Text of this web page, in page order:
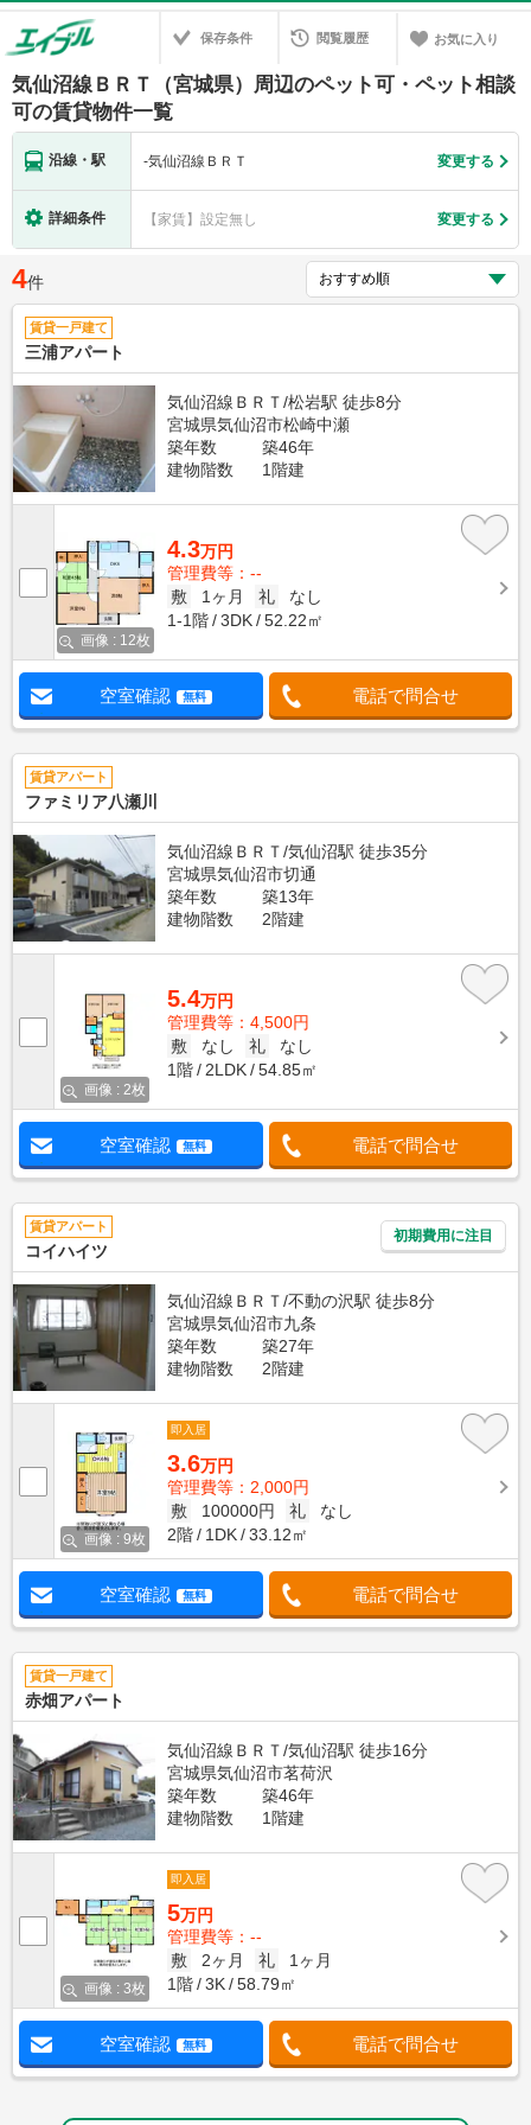
保存条件 閲覧履歴 お気に入り
気仙沼線ＢＲＴ（宮城県）周辺のペット可・ペット相談
可の賃貸物件一覧
沿線・駅 -気仙沼線ＢＲＴ 変更する
詳細条件 【家賃】設定無し 変更する
4件
賃貸一戸建て
三浦アパート
気仙沼線ＢＲＴ/松岩駅 徒歩8分
宮城県気仙沼市松崎中瀬
築年数
築46年
建物階数
1階建
画像 : 12枚
4.3万円
管理費等：--
敷
1ヶ月 礼
なし
1-1階
3DK 52.22㎡
空室確認 無料 電話で問合せ
賃貸アパート
ファミリア八瀬川
気仙沼線ＢＲＴ/気仙沼駅 徒歩35分
宮城県気仙沼市切通
築年数
築13年
建物階数
2階建
画像 : 2枚
5.4万円
管理費等：4,500円
敷
なし 礼
なし
1階
2LDK 54.85㎡
空室確認 無料 電話で問合せ
賃貸アパート
コイハイツ
初期費用に注目
気仙沼線ＢＲＴ/不動の沢駅 徒歩8分
宮城県気仙沼市九条
築年数
築27年
建物階数
2階建
画像 : 9枚
即入居
3.6万円
管理費等：2,000円
敷
100000円 礼
なし
2階
1DK 33.12㎡
空室確認 無料 電話で問合せ
賃貸一戸建て
赤畑アパート
気仙沼線ＢＲＴ/気仙沼駅 徒歩16分
宮城県気仙沼市茗荷沢
築年数
築46年
建物階数
1階建
画像 : 3枚
即入居
5万円
管理費等：--
敷
2ヶ月 礼
1ヶ月
1階
3K 58.79㎡
空室確認 無料 電話で問合せ